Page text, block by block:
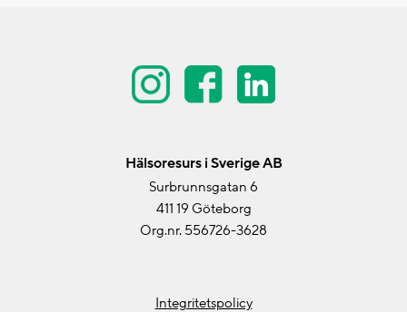
Hälsoresurs i Sverige AB
Surbrunnsgatan 6
411 19 Göteborg
Org.nr. 556726-3628
Integritetspolicy